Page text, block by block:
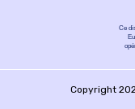
Ce
Copyright